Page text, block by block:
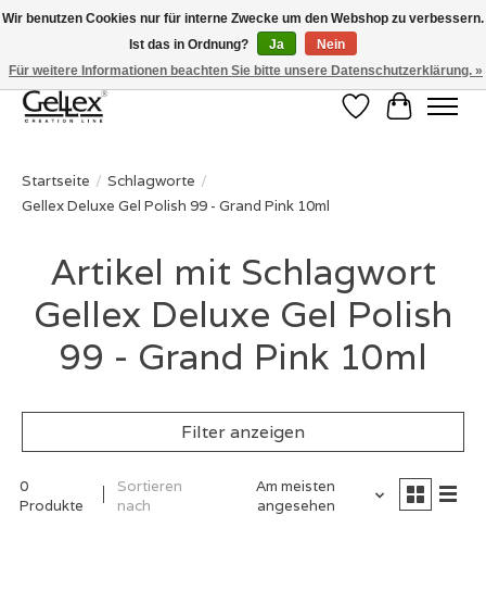
✅ Voor 15:00 besteld, de volgende werkdag in huis! ✅ Gratis verzenden vanaf
€50 ✉info@gellex.nl
Wunschzettel
Ihr
Startseite / Schlagworte /
Gellex Deluxe Gel Polish 99 - Grand Pink 10ml
Artikel mit Schlagwort
Gellex Deluxe Gel Polish
99 - Grand Pink 10ml
Filter anzeigen
0
Produkte
Sortieren
nach
Am meisten
angesehen
Wir benutzen Cookies nur für interne Zwecke um den Webshop zu verbessern.
Ist das in Ordnung?
Ja
Nein
Für weitere Informationen beachten Sie bitte unsere Datenschutzerklärung. »